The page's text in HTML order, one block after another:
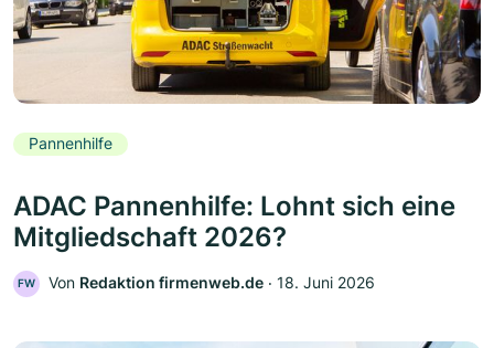
Pannenhilfe
ADAC Pannenhilfe: Lohnt sich eine
Mitgliedschaft 2026?
FW Von Redaktion firmenweb.de ‧ 18. Juni 2026